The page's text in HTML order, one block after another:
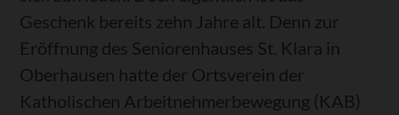
feierte
40-
Jähriges
Geschenk bereits zehn Jahre alt. Denn zur
Eröffnung des Seniorenhauses St. Klara in
Oberhausen hatte der Ortsverein der
Katholischen Arbeitnehmerbewegung (KAB)